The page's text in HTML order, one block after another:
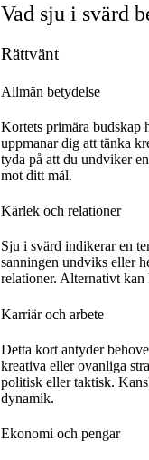
Vad sju i svärd
Rättvänt
Allmän betydelse
Kortets primära budskap
uppmanar dig att tänka
tyda på att du undviker
mot ditt mål.
Kärlek och relationer
Sju i svärd indikerar en
sanningen undviks eller
relationer. Alternativt
Karriär och arbete
Detta kort antyder
kreativa eller ovanliga
politisk eller taktisk.
dynamik.
Ekonomi och pengar